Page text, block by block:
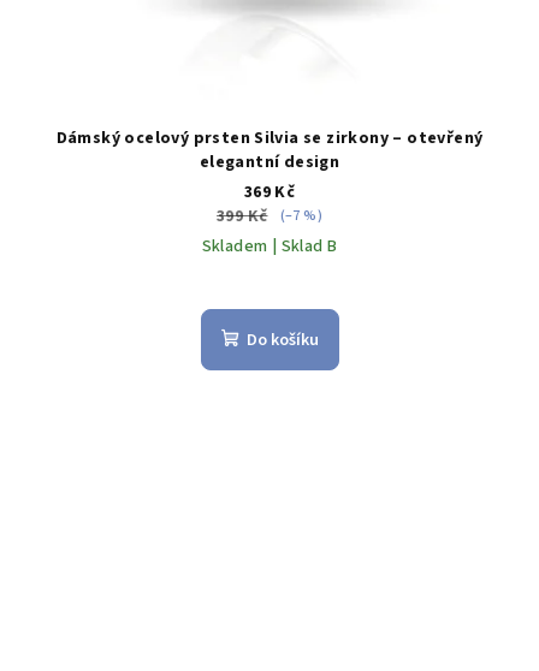
Dámský ocelový prsten Silvia se zirkony – otevřený
elegantní design
369 Kč
399 Kč
(–7 %)
Skladem | Sklad B
Do košíku